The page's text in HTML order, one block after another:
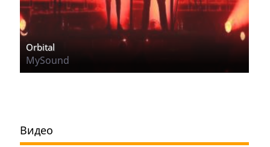
Orbital
MySound
Видео